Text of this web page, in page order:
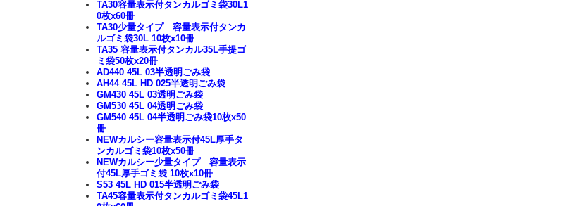
TA30容量表示付タンカルゴミ袋30L1
0枚x60冊
TA30少量タイプ 容量表示付タンカ
ルゴミ袋30L 10枚x10冊
TA35 容量表示付タンカル35L手提ゴ
ミ袋50枚x20冊
AD440 45L 03半透明ごみ袋
AH44 45L HD 025半透明ごみ袋
GM430 45L 03透明ごみ袋
GM530 45L 04透明ごみ袋
GM540 45L 04半透明ごみ袋10枚x50
冊
NEWカルシー容量表示付45L厚手タ
ンカルゴミ袋10枚x50冊
NEWカルシー少量タイプ 容量表示
付45L厚手ゴミ袋 10枚x10冊
S53 45L HD 015半透明ごみ袋
TA45容量表示付タンカルゴミ袋45L1